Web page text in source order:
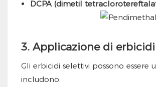
DCPA (dimetil
3. Applicazione di
Gli erbicidi selettivi possono
includono: